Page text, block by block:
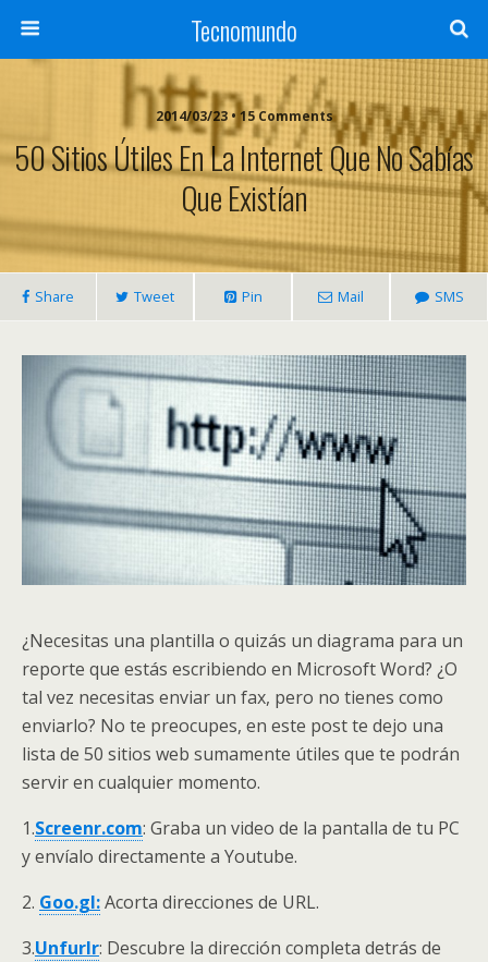
Tecnomundo
2014/03/23 • 15 Comments
50 Sitios Útiles En La Internet Que No Sabías
Que Existían
Share Tweet Pin Mail SMS
¿Necesitas una plantilla o quizás un diagrama para un
reporte que estás escribiendo en Microsoft Word? ¿O
tal vez necesitas enviar un fax, pero no tienes como
enviarlo? No te preocupes, en este post te dejo una
lista de 50 sitios web sumamente útiles que te podrán
servir en cualquier momento.
1.Screenr.com: Graba un video de la pantalla de tu PC
y envíalo directamente a Youtube.
2. Goo.gl:Acorta direcciones de URL.
3.Unfurlr: Descubre la dirección completa detrás de